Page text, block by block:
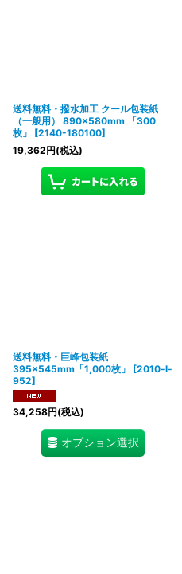
送料無料・撥水加工 クール包装紙
（一般用） 890×580mm 「300
枚」
[2140-180100]
19,362円(税込)
送料無料・巨峰包装紙
395×545mm「1,000枚」
[2010-l-
952]
34,258円(税込)
オプション選択